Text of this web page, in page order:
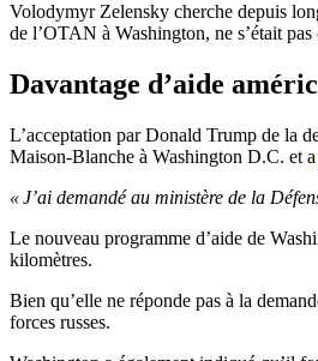
Volodymyr Zelensky cherche depuis
de l’OTAN à Washington, ne s’était pas
Davantage d’aide
L’acceptation par Donald Trump de la
Maison-Blanche à Washington D.C. et a
« J’ai demandé au ministère de la
Le nouveau programme d’aide de
kilomètres.
Bien qu’elle ne réponde pas à la
forces russes.